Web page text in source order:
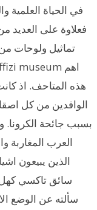
في الحياة العلمية
فعلاوة على العديد
تماثيل ولوحات من
هذه المتاحف. اذ
الوافدين من كل
بسبب جائحة الكرونا.
العرب المغاربة
الذين يبيعون
سائق تاكسي كهل
سألته عن الوضع